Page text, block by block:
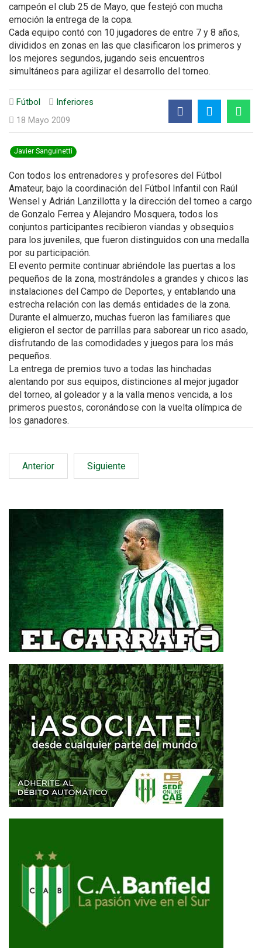
campeón el club 25 de Mayo, que festejó con mucha
emoción la entrega de la copa.
Cada equipo contó con 10 jugadores de entre 7 y 8 años,
divididos en zonas en las que clasificaron los primeros y
los mejores segundos, jugando seis encuentros
simultáneos para agilizar el desarrollo del torneo.
Fútbol
Inferiores
18 Mayo 2009
Javier Sanguinetti
Con todos los entrenadores y profesores del Fútbol
Amateur, bajo la coordinación del Fútbol Infantil con Raúl
Wensel y Adrián Lanzillotta y la dirección del torneo a cargo
de Gonzalo Ferrea y Alejandro Mosquera, todos los
conjuntos participantes recibieron viandas y obsequios
para los juveniles, que fueron distinguidos con una medalla
por su participación.
El evento permite continuar abriéndole las puertas a los
pequeños de la zona, mostrándoles a grandes y chicos las
instalaciones del Campo de Deportes, y entablando una
estrecha relación con las demás entidades de la zona.
Durante el almuerzo, muchas fueron las familiares que
eligieron el sector de parrillas para saborear un rico asado,
disfrutando de las comodidades y juegos para los más
pequeños.
La entrega de premios tuvo a todas las hinchadas
alentando por sus equipos, distinciones al mejor jugador
del torneo, al goleador y a la valla menos vencida, a los
primeros puestos, coronándose con la vuelta olímpica de
los ganadores.
Anterior Siguiente